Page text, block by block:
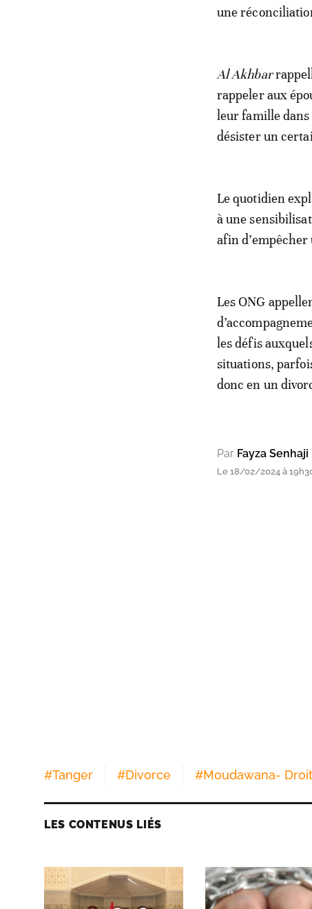
une
Al Akhbar
rappeler aux
leur famille
désister un
Le quotidien
à une
afin d’empêcher
Les ONG
les défis
situations,
donc en un
Par Fayza Senhaji
Le 18/02/2024 à
#Tanger #Divorce #Moudawana-
LES CONTENUS LIÉS